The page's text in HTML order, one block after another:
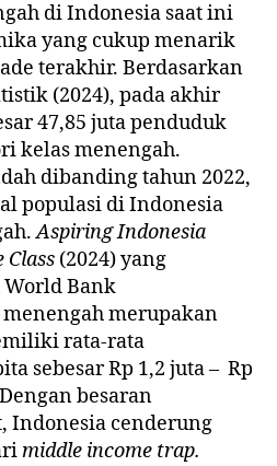
di Indonesia saat ini
yang cukup menarik
terakhir. Berdasarkan
(2024), pada akhir
47,85 juta penduduk
kelas menengah.
dibanding tahun 2022,
populasi di Indonesia
Aspiring Indonesia
(2024) yang
Bank
merupakan
rata-rata
sebesar Rp 1,2 juta – Rp
besaran
Indonesia cenderung
middle income trap.